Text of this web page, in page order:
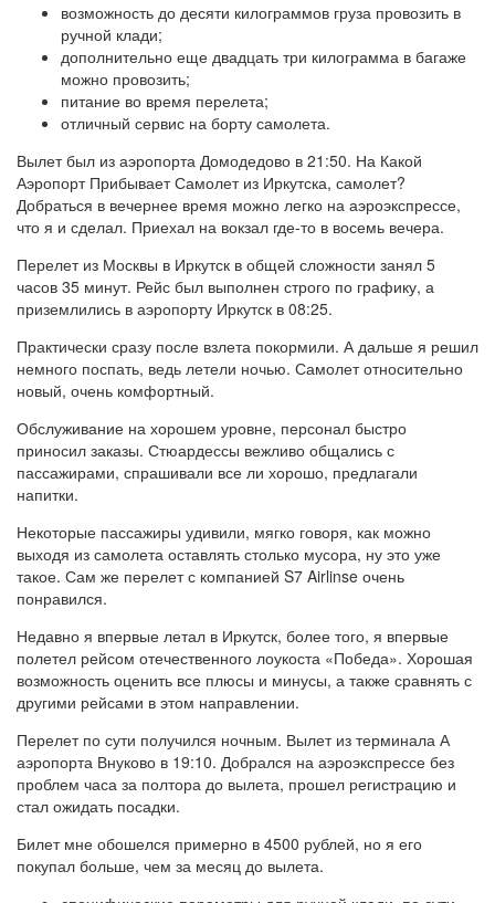
возможность до десяти килограммов груза провозить в
ручной клади;
дополнительно еще двадцать три килограмма в багаже
можно провозить;
питание во время перелета;
отличный сервис на борту самолета.
Вылет был из аэропорта Домодедово в 21:50. На Какой
Аэропорт Прибывает Самолет из Иркутска, самолет?
Добраться в вечернее время можно легко на аэроэкспрессе,
что я и сделал. Приехал на вокзал где-то в восемь вечера.
Перелет из Москвы в Иркутск в общей сложности занял 5
часов 35 минут. Рейс был выполнен строго по графику, а
приземлились в аэропорту Иркутск в 08:25.
Практически сразу после взлета покормили. А дальше я решил
немного поспать, ведь летели ночью. Самолет относительно
новый, очень комфортный.
Обслуживание на хорошем уровне, персонал быстро
приносил заказы. Стюардессы вежливо общались с
пассажирами, спрашивали все ли хорошо, предлагали
напитки.
Некоторые пассажиры удивили, мягко говоря, как можно
выходя из самолета оставлять столько мусора, ну это уже
такое. Сам же перелет с компанией S7 Airlinse очень
понравился.
Недавно я впервые летал в Иркутск, более того, я впервые
полетел рейсом отечественного лоукоста «Победа». Хорошая
возможность оценить все плюсы и минусы, а также сравнять с
другими рейсами в этом направлении.
Перелет по сути получился ночным. Вылет из терминала А
аэропорта Внуково в 19:10. Добрался на аэроэкспрессе без
проблем часа за полтора до вылета, прошел регистрацию и
стал ожидать посадки.
Билет мне обошелся примерно в 4500 рублей, но я его
покупал больше, чем за месяц до вылета.